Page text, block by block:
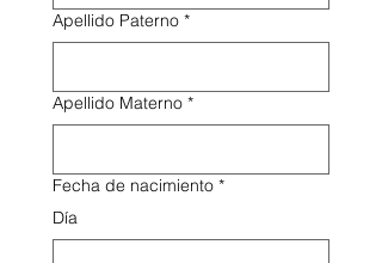
Apellido Paterno *
Apellido Materno *
Fecha de nacimiento *
Día